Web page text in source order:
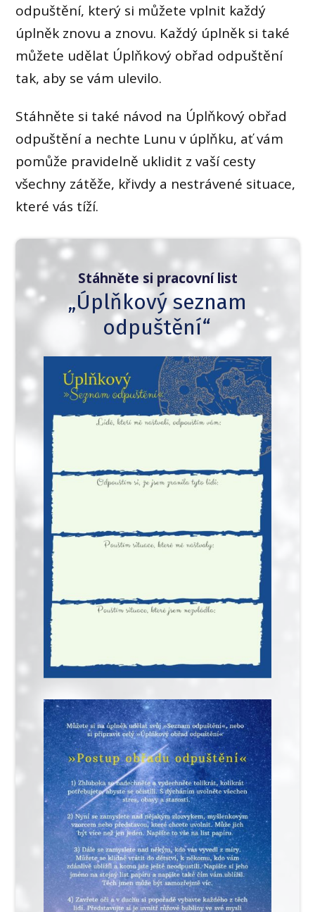
odpuštění, který si můžete vplnit každý
úplněk znovu a znovu. Každý úplněk si také
můžete udělat Úplňkový obřad odpuštění
tak, aby se vám ulevilo.
Stáhněte si také návod na Úplňkový obřad
odpuštění a nechte Lunu v úplňku, ať vám
pomůže pravidelně uklidit z vaší cesty
všechny zátěže, křivdy a nestrávené situace,
které vás tíží.
Stáhněte si pracovní list
„Úplňkový seznam
odpuštění“